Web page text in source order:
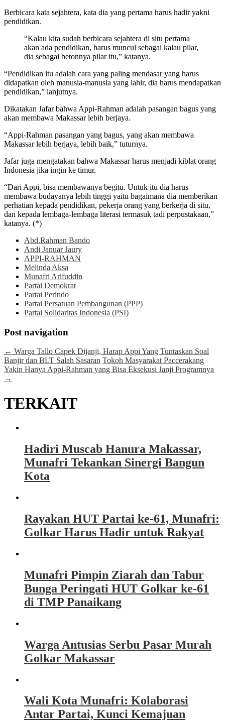
Berbicara kata sejahtera, kata dia yang pertama harus hadir yakni
pendidikan.
“Kalau kita sudah berbicara sejahtera di situ pertama
akan ada pendidikan, harus muncul sebagai kalau pilar,
dia sebagai betonnya pilar itu,” katanya.
“Pendidikan itu adalah cara yang paling mendasar yang harus
didapatkan oleh manusia-manusia yang lahir, dia harus mendapatkan
pendidikan,” lanjutnya.
Dikatakan Jafar bahwa Appi-Rahman adalah pasangan bagus yang
akan membawa Makassar lebih berjaya.
“Appi-Rahman pasangan yang bagus, yang akan membawa
Makassar lebih berjaya, lebih baik,” tuturnya.
Jafar juga mengatakan bahwa Makassar harus menjadi kiblat orang
Indonesia jika ingin ke timur.
“Dari Appi, bisa membawanya begitu. Untuk itu dia harus
membawa budayanya lebih tinggi yaitu bagaimana dia memberikan
perhatian kepada pendidikan, pekerja orang yang berkerja di situ,
dan kepada lembaga-lembaga literasi termasuk tadi perpustakaan,”
katanya. (*)
Abd.Rahman Bando
Andi Januar Jaury
APPI-RAHMAN
Melinda Aksa
Munafri Arifuddin
Partai Demokrat
Partai Perindo
Partai Persatuan Pembangunan (PPP)
Partai Solidaritas Indonesia (PSI)
Post navigation
← Warga Tallo Capek Dijanji, Harap Appi Yang Tuntaskan Soal
Banjir dan BLT Salah Sasaran Tokoh Masyarakat Paccerakang
Yakin Hanya Appi-Rahman yang Bisa Eksekusi Janji Programnya
→
TERKAIT
Hadiri Muscab Hanura Makassar,
Munafri Tekankan Sinergi Bangun
Kota
Rayakan HUT Partai ke-61, Munafri:
Golkar Harus Hadir untuk Rakyat
Munafri Pimpin Ziarah dan Tabur
Bunga Peringati HUT Golkar ke-61
di TMP Panaikang
Warga Antusias Serbu Pasar Murah
Golkar Makassar
Wali Kota Munafri: Kolaborasi
Antar Partai, Kunci Kemajuan